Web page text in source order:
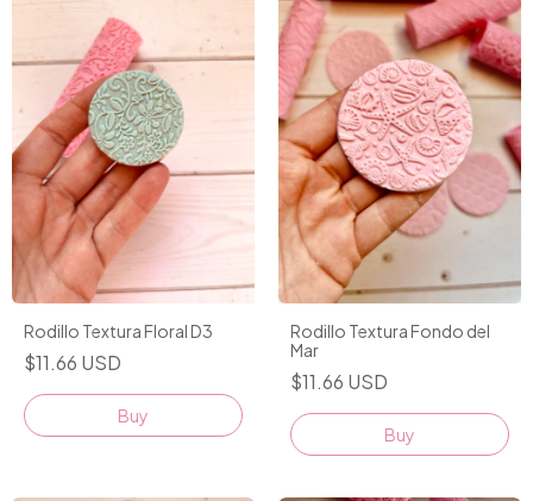
Rodillo Textura Floral D3
$11.66 USD
Rodillo Textura Fondo del
Mar
$11.66 USD